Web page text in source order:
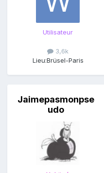
Utilisateur
3,6k
Lieu:Brüsel-Paris
Jaimepasmonpse
udo